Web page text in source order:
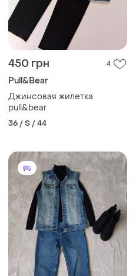
450 грн 4
Pull&Bear
Джинсовая жилетка
pull&bear
36 / S / 44